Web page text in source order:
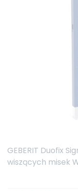
GEBERIT Duofix
wiszących misek